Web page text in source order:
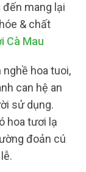
đến mang lại
& chất
Cà Mau
hoa tuoi,
can hệ an
sử dụng.
hoa tươi lạ
đoản cú